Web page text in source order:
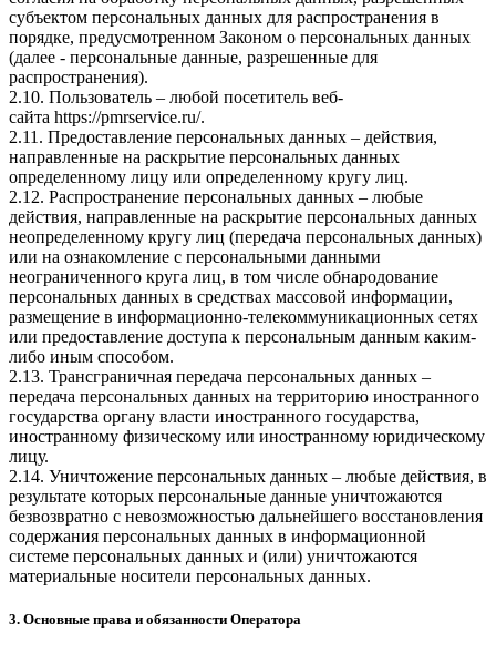
субъектом персональных данных для распространения в
порядке, предусмотренном Законом о персональных данных
(далее - персональные данные, разрешенные для
распространения).
2.10. Пользователь – любой посетитель веб-
сайта https://pmrservice.ru/.
2.11. Предоставление персональных данных – действия,
направленные на раскрытие персональных данных
определенному лицу или определенному кругу лиц.
2.12. Распространение персональных данных – любые
действия, направленные на раскрытие персональных данных
неопределенному кругу лиц (передача персональных данных)
или на ознакомление с персональными данными
неограниченного круга лиц, в том числе обнародование
персональных данных в средствах массовой информации,
размещение в информационно-телекоммуникационных сетях
или предоставление доступа к персональным данным каким-
либо иным способом.
2.13. Трансграничная передача персональных данных –
передача персональных данных на территорию иностранного
государства органу власти иностранного государства,
иностранному физическому или иностранному юридическому
лицу.
2.14. Уничтожение персональных данных – любые действия, в
результате которых персональные данные уничтожаются
безвозвратно с невозможностью дальнейшего восстановления
содержания персональных данных в информационной
системе персональных данных и (или) уничтожаются
материальные носители персональных данных.
3. Основные права и обязанности Оператора